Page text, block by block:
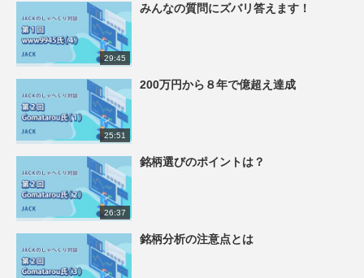
29:45
みんなの質問にズバリ答えます！
25:51
200万円から８年で億超え達成
26:37
銘柄選びのポイントは？
銘柄分析の注意点とは